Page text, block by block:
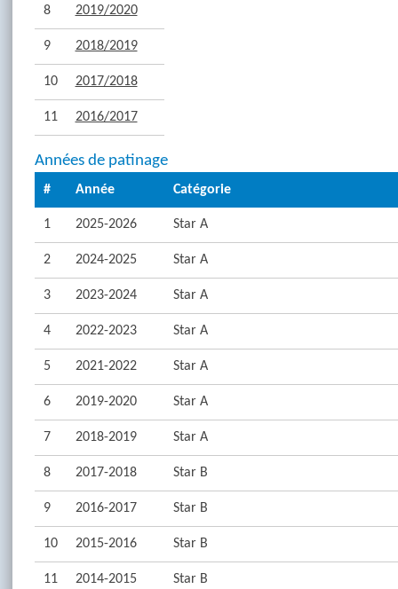
8 2019/2020
9 2018/2019
10 2017/2018
11 2016/2017
Années de patinage
# Année Catégorie
1 2025-2026 Star A
2 2024-2025 Star A
3 2023-2024 Star A
4 2022-2023 Star A
5 2021-2022 Star A
6 2019-2020 Star A
7 2018-2019 Star A
8 2017-2018 Star B
9 2016-2017 Star B
10 2015-2016 Star B
11 2014-2015 Star B